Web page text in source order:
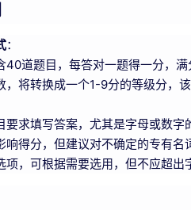
：
40道题目，每答对一题得一分，满
，将转换成一个1-9分的等级分，
求填写答案，尤其是字母或数字
得分，但建议对不确定的专有名
，可根据需要选用，但不应超出